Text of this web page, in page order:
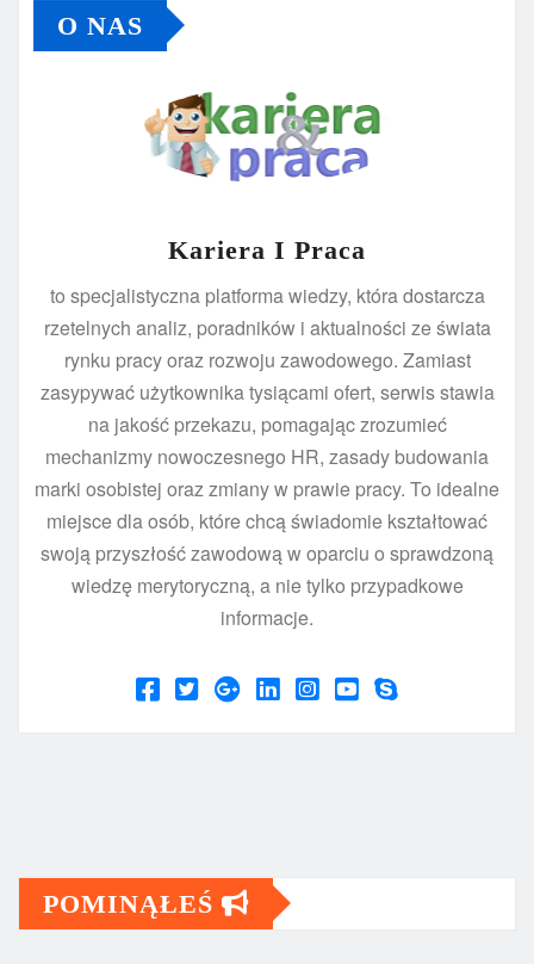
O NAS
Kariera I Praca
to specjalistyczna platforma wiedzy, która dostarcza
rzetelnych analiz, poradników i aktualności ze świata
rynku pracy oraz rozwoju zawodowego. Zamiast
zasypywać użytkownika tysiącami ofert, serwis stawia
na jakość przekazu, pomagając zrozumieć
mechanizmy nowoczesnego HR, zasady budowania
marki osobistej oraz zmiany w prawie pracy. To idealne
miejsce dla osób, które chcą świadomie kształtować
swoją przyszłość zawodową w oparciu o sprawdzoną
wiedzę merytoryczną, a nie tylko przypadkowe
informacje.
POMINĄŁEŚ